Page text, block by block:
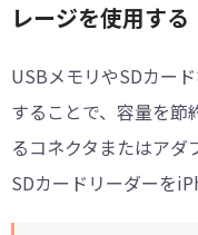
レージを使用する
USBメモリやSDカー
することで、容量を節
るコネクタまたはアダ
SDカードリーダーを